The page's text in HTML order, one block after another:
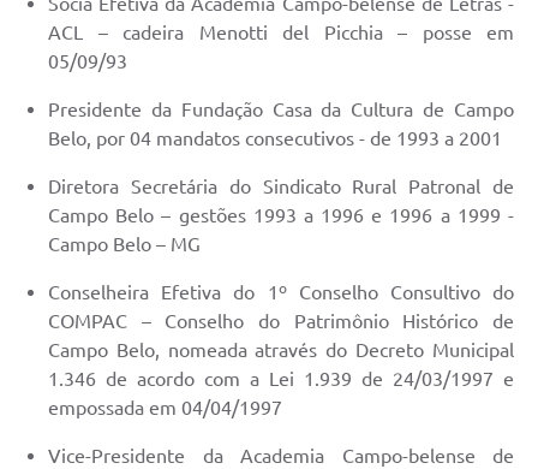
ACL – cadeira Menotti del Picchia – posse em
05/09/93
Presidente da Fundação Casa da Cultura de Campo
Belo, por 04 mandatos consecutivos - de 1993 a 2001
Diretora Secretária do Sindicato Rural Patronal de
Campo Belo – gestões 1993 a 1996 e 1996 a 1999 -
Campo Belo – MG
Conselheira Efetiva do 1º Conselho Consultivo do
COMPAC – Conselho do Patrimônio Histórico de
Campo Belo, nomeada através do Decreto Municipal
1.346 de acordo com a Lei 1.939 de 24/03/1997 e
empossada em 04/04/1997
Vice-Presidente da Academia Campo-belense de